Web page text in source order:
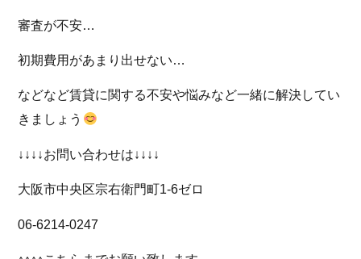
審査が不安…
初期費用があまり出せない…
などなど賃貸に関する不安や悩みなど一緒に解決してい
きましょう
↓↓↓↓お問い合わせは↓↓↓↓
大阪市中央区宗右衛門町1-6ゼロ
06-6214-0247